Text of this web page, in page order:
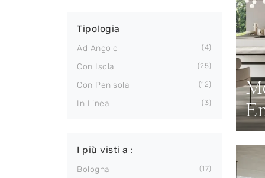
Tipologia
Ad Angolo 4
Con Isola 25
Con Penisola 12
In Linea 3
I più visti a :
Bologna 17